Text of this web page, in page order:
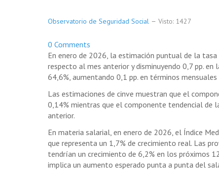
Observatorio de Seguridad Social Visto: 1427
0 Comments
En enero de 2026, la estimación puntual de la
respecto al mes anterior y disminuyendo 0,7 pp.
64,6%, aumentando 0,1 pp. en términos
Las estimaciones de cinve muestran que el
0,14% mientras que el componente tendencial de
anterior.
En materia salarial, en enero de 2026, el Índice
que representa un 1,7% de crecimiento real. Las
tendrían un crecimiento de 6,2% en los próximos
implica un aumento esperado punta a punta del